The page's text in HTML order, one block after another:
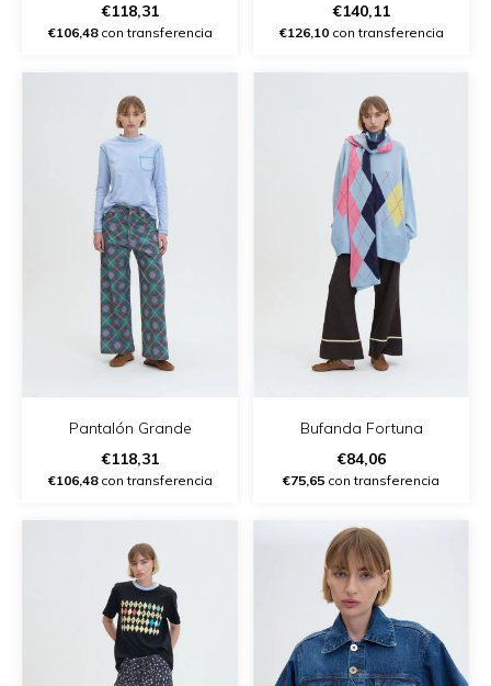
€118,31
€106,48con transferencia
€140,11
€126,10con transferencia
Pantalón Grande
€118,31
€106,48con transferencia
Bufanda Fortuna
€84,06
€75,65 con transferencia